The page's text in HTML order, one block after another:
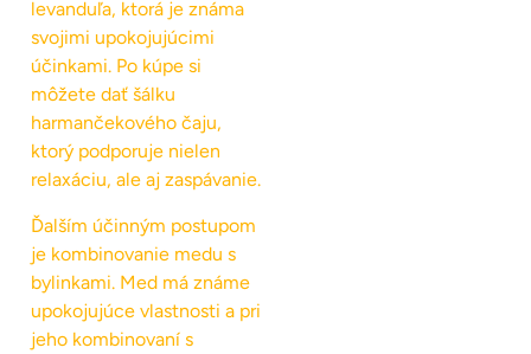
levanduľa, ktorá je známa
svojimi upokojujúcimi
účinkami. Po kúpe si
môžete dať šálku
harmančekového čaju,
ktorý podporuje nielen
relaxáciu, ale aj zaspávanie.
Ďalším účinným postupom
je kombinovanie medu s
bylinkami. Med má známe
upokojujúce vlastnosti a pri
jeho kombinovaní s